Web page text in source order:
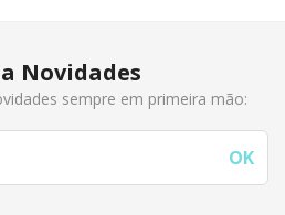
Novidades
sempre em primeira mão: